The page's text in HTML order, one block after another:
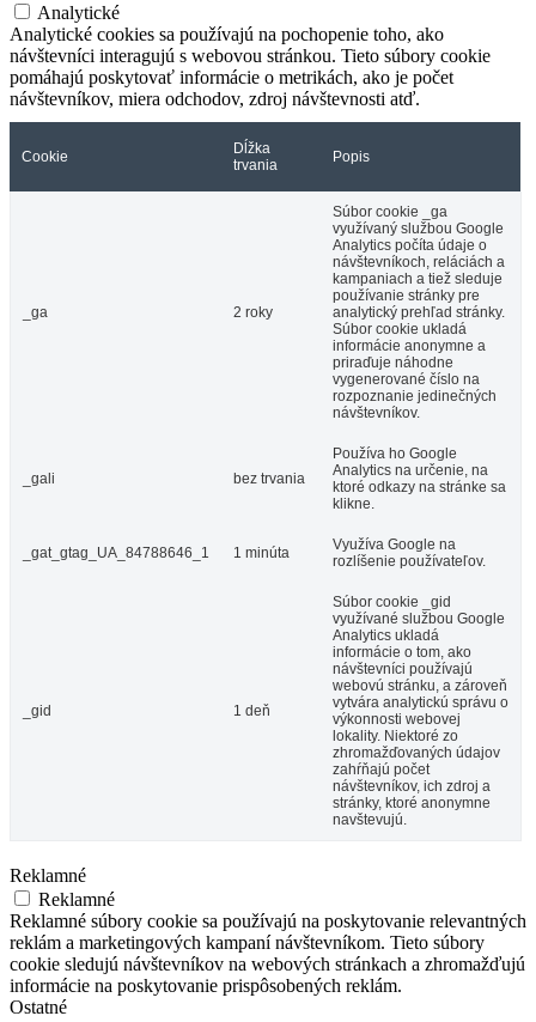
Analytické
Analytické cookies sa používajú na pochopenie toho, ako
návštevníci interagujú s webovou stránkou. Tieto súbory cookie
pomáhajú poskytovať informácie o metrikách, ako je počet
návštevníkov, miera odchodov, zdroj návštevnosti atď.
Cookie
Dĺžka
trvania
Popis
_ga 2 roky
Súbor cookie _ga
využívaný službou Google
Analytics počíta údaje o
návštevníkoch, reláciách a
kampaniach a tiež sleduje
používanie stránky pre
analytický prehľad stránky.
Súbor cookie ukladá
informácie anonymne a
priraďuje náhodne
vygenerované číslo na
rozpoznanie jedinečných
návštevníkov.
_gali bez trvania
Používa ho Google
Analytics na určenie, na
ktoré odkazy na stránke sa
klikne.
_gat_gtag_UA_84788646_1 1 minúta
Využíva Google na
rozlíšenie používateľov.
_gid 1 deň
Súbor cookie _gid
využívané službou Google
Analytics ukladá
informácie o tom, ako
návštevníci používajú
webovú stránku, a zároveň
vytvára analytickú správu o
výkonnosti webovej
lokality. Niektoré zo
zhromažďovaných údajov
zahŕňajú počet
návštevníkov, ich zdroj a
stránky, ktoré anonymne
navštevujú.
Reklamné
Reklamné
Reklamné súbory cookie sa používajú na poskytovanie relevantných
reklám a marketingových kampaní návštevníkom. Tieto súbory
cookie sledujú návštevníkov na webových stránkach a zhromažďujú
informácie na poskytovanie prispôsobených reklám.
Ostatné